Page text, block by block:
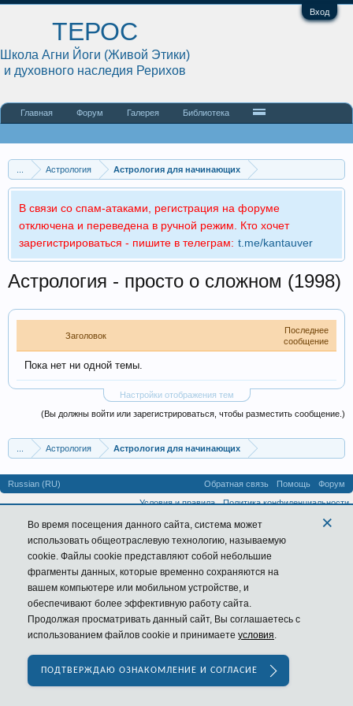
Вход
Астрология Астрология для начинающих
В связи со спам-атаками, регистрация на форуме
отключена и переведена в ручной режим. Кто хочет
зарегистрироваться - пишите в телеграм: t.me/kantauver
Астрология - просто о сложном (1998)
Заголовок
Последнее
сообщение
Пока нет ни одной темы.
Настройки отображения тем
(Вы должны войти или зарегистрироваться, чтобы разместить сообщение.)
Астрология Астрология для начинающих
ТЕРОС
Школа Агни Йоги (Живой Этики)
и духовного наследия Рерихов
Главная Форум Галерея Библиотека
Russian (RU) Обратная связь Помощь
Форум
Условия и правила
Политика конфиденциальности
Во время посещения данного сайта, система может
использовать общеотраслевую технологию, называемую
cookie. Файлы cookie представляют собой небольшие
фрагменты данных, которые временно сохраняются на
вашем компьютере или мобильном устройстве, и
обеспечивают более эффективную работу сайта.
Продолжая просматривать данный сайт, Вы соглашаетесь с
использованием файлов cookie и принимаете условия.
×
ПОДТВЕРЖДАЮ ОЗНАКОМЛЕНИЕ И СОГЛАСИЕ